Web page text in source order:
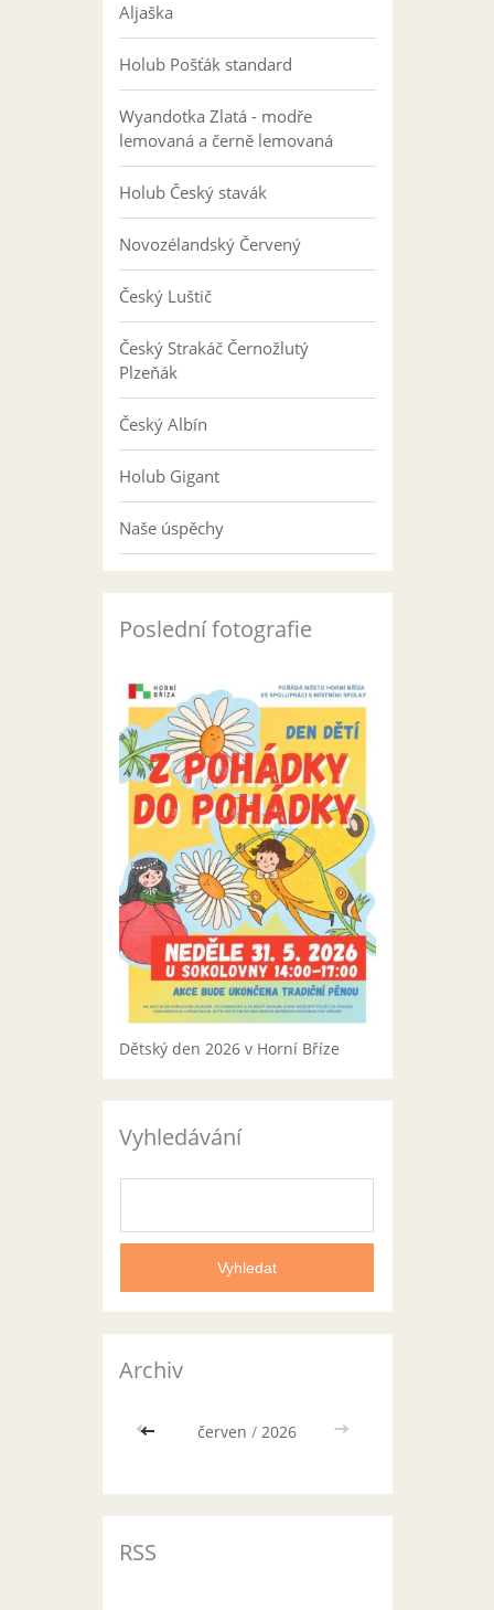
Aljaška
Holub Pošťák standard
Wyandotka Zlatá - modře
lemovaná a černě lemovaná
Holub Český stavák
Novozélandský Červený
Český Luštič
Český Strakáč Černožlutý
Plzeňák
Český Albín
Holub Gigant
Naše úspěchy
Poslední fotografie
Dětský den 2026 v Horní Bříze
Vyhledávání
Archiv
<< červen / 2026 >>
RSS